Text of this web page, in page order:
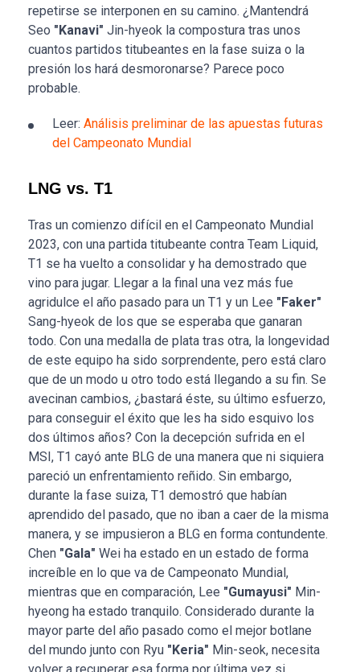
repetirse se interponen en su camino. ¿Mantendrá
Seo "Kanavi" Jin-hyeok la compostura tras unos
cuantos partidos titubeantes en la fase suiza o la
presión los hará desmoronarse? Parece poco
probable.
Leer: Análisis preliminar de las apuestas futuras
del Campeonato Mundial
LNG vs. T1
Tras un comienzo difícil en el Campeonato Mundial
2023, con una partida titubeante contra Team Liquid,
T1 se ha vuelto a consolidar y ha demostrado que
vino para jugar. Llegar a la final una vez más fue
agridulce el año pasado para un T1 y un Lee "Faker"
Sang-hyeok de los que se esperaba que ganaran
todo. Con una medalla de plata tras otra, la longevidad
de este equipo ha sido sorprendente, pero está claro
que de un modo u otro todo está llegando a su fin. Se
avecinan cambios, ¿bastará éste, su último esfuerzo,
para conseguir el éxito que les ha sido esquivo los
dos últimos años? Con la decepción sufrida en el
MSI, T1 cayó ante BLG de una manera que ni siquiera
pareció un enfrentamiento reñido. Sin embargo,
durante la fase suiza, T1 demostró que habían
aprendido del pasado, que no iban a caer de la misma
manera, y se impusieron a BLG en forma contundente.
Chen "Gala" Wei ha estado en un estado de forma
increíble en lo que va de Campeonato Mundial,
mientras que en comparación, Lee "Gumayusi" Min-
hyeong ha estado tranquilo. Considerado durante la
mayor parte del año pasado como el mejor botlane
del mundo junto con Ryu "Keria" Min-seok, necesita